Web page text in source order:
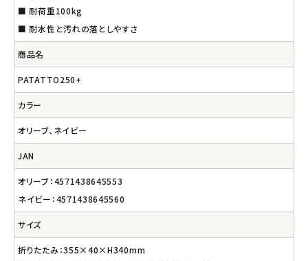
■ 耐荷重100kg
■ 耐水性と汚れの落としやすさ
商品名
PATATTO250+
カラー
オリーブ、ネイビー
JAN
オリーブ：4571438645553
ネイビー：4571438645560
サイズ
折りたたみ：355×40×H340mm